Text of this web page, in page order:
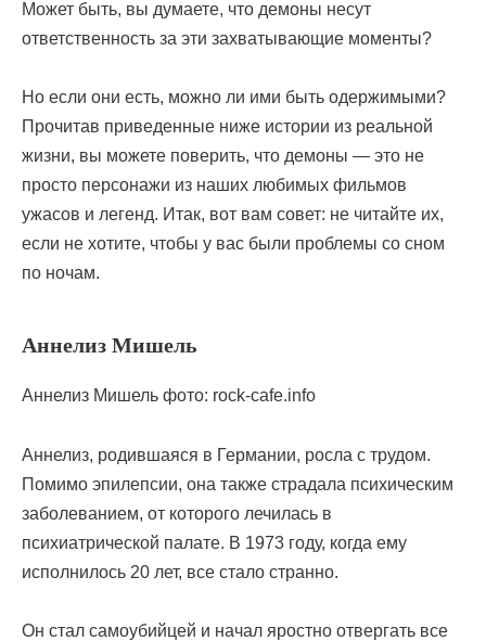
Может быть, вы думаете, что демоны несут
ответственность за эти захватывающие моменты?
Но если они есть, можно ли ими быть одержимыми?
Прочитав приведенные ниже истории из реальной
жизни, вы можете поверить, что демоны — это не
просто персонажи из наших любимых фильмов
ужасов и легенд. Итак, вот вам совет: не читайте их,
если не хотите, чтобы у вас были проблемы со сном
по ночам.
Аннелиз Мишель
Аннелиз Мишель фото: rock-cafe.info
Аннелиз, родившаяся в Германии, росла с трудом.
Помимо эпилепсии, она также страдала психическим
заболеванием, от которого лечилась в
психиатрической палате. В 1973 году, когда ему
исполнилось 20 лет, все стало странно.
Он стал самоубийцей и начал яростно отвергать все